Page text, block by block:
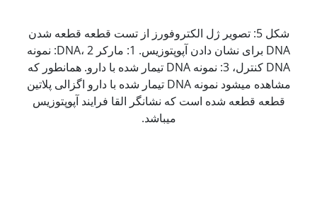
شکل 5: تصویر ژل الکتروفورز از تست قطعه قطعه شدن
DNA برای نشان دادن آپوپتوزیس. 1: مارکر DNA، 2: نمونه
DNA کنترل، 3: نمونه DNA تیمار شده با دارو. همان‫طور که
مشاهده می‫شود نمونه DNA تیمار شده با دارو اگزالی پلاتین
قطعه قطعه شده است که نشانگر القا فرایند آپوپتوزیس
می‫باشد.